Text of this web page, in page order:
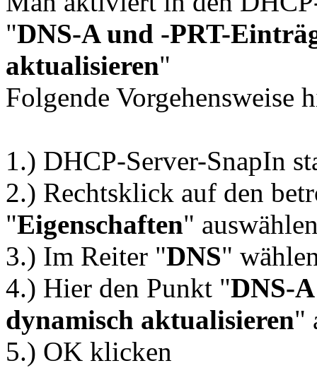
"DNS-A und -PRT-
aktualisieren"
Folgende Vorgehensweise
1.) DHCP-Server-SnapIn
2.) Rechtsklick auf den
"Eigenschaften"
3.) Im Reiter "DNS"
4.) Hier den Punkt "DNS-
dynamisch aktualisieren"
5.) OK klicken